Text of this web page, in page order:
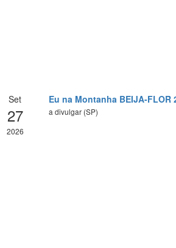
Set
27
2026
Eu na Montanha BEIJA-FLOR
a divulgar (SP)